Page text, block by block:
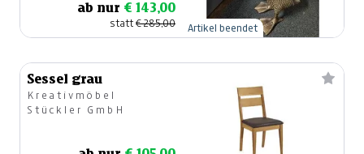
ab nur € 143,00
statt€ 285,00 Artikel beendet
Sessel grau
Kreativmöbel
Stückler GmbH